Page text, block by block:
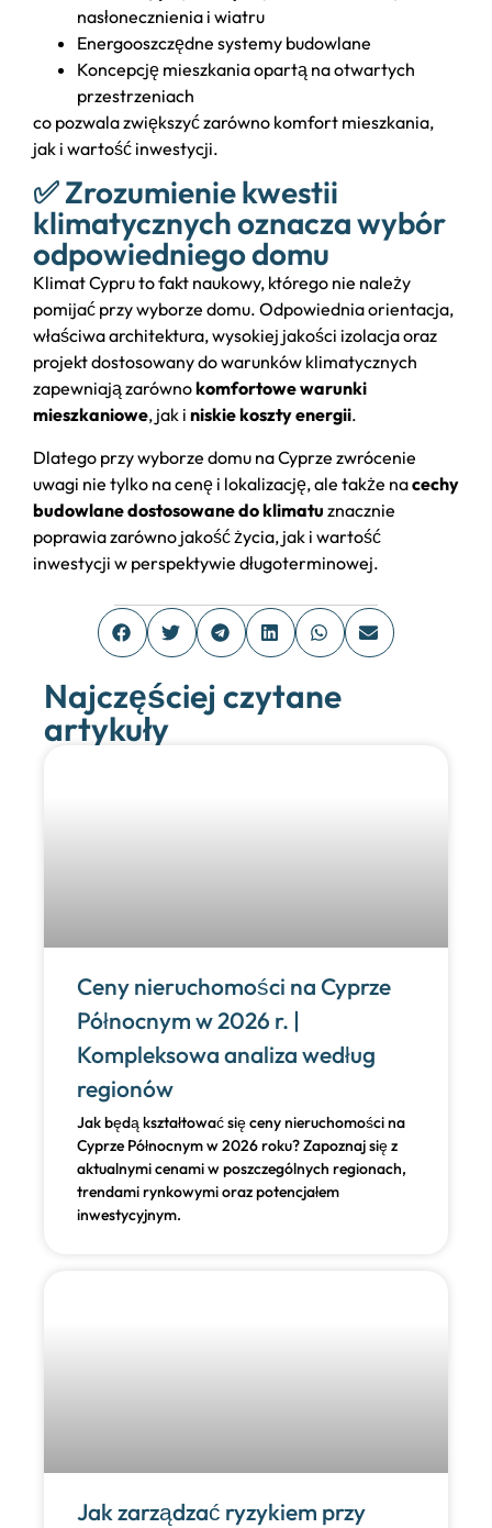
nasłonecznienia i wiatru
Energooszczędne systemy budowlane
Koncepcję mieszkania opartą na otwartych
przestrzeniach
co pozwala zwiększyć zarówno komfort mieszkania,
jak i wartość inwestycji.
✅ Zrozumienie kwestii
klimatycznych oznacza wybór
odpowiedniego domu
Klimat Cypru to fakt naukowy, którego nie należy
pomijać przy wyborze domu. Odpowiednia orientacja,
właściwa architektura, wysokiej jakości izolacja oraz
projekt dostosowany do warunków klimatycznych
zapewniają zarównokomfortowe warunki
mieszkaniowe, jak i niskie koszty energii.
Dlatego przy wyborze domu na Cyprze zwrócenie
uwagi nie tylko na cenę i lokalizację, ale także nacechy
budowlane dostosowane do klimatu znacznie
poprawia zarówno jakość życia, jak i wartość
inwestycji w perspektywie długoterminowej.
Najczęściej czytane
artykuły
Ceny nieruchomości na Cyprze
Północnym w 2026 r. |
Kompleksowa analiza według
regionów
Jak będą kształtować się ceny nieruchomości na
Cyprze Północnym w 2026 roku? Zapoznaj się z
aktualnymi cenami w poszczególnych regionach,
trendami rynkowymi oraz potencjałem
inwestycyjnym.
Jak zarządzać ryzykiem przy